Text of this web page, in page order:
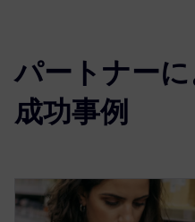
パートナー
成功事例